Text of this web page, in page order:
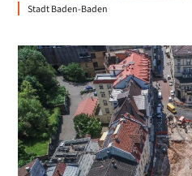
Stadt Baden-Baden